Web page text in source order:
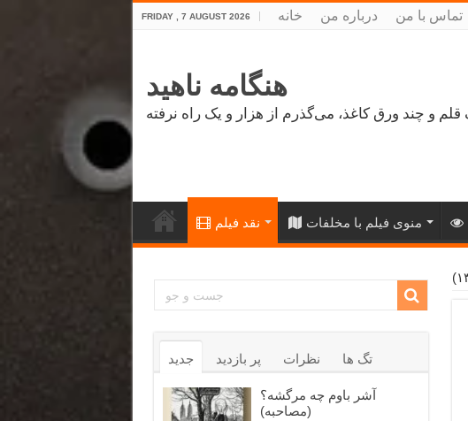
FRIDAY , 7 AUGUST 2026 خانه درباره من تماس با من
هنگامه ناهید
نقد فیلم منوی فیلم با مخلفات
جدید پر بازدید نظرات تگ ها
آشر باوم چه مرگشه؟
(مصاحبه)